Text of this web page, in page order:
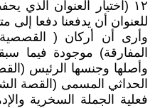
١٢ (اختيار العنوان الذي
للعنوان أن يدفعنا دفعا إلى
وأرى أن أركان (
المفارقة) موجودة فيما
وأصلها وجنسها الرئيس
الحداثي المسمى (القصة
فعلية الجملة السخرية